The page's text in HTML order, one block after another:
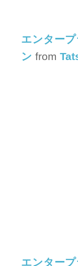
エンター
ン from
エンター